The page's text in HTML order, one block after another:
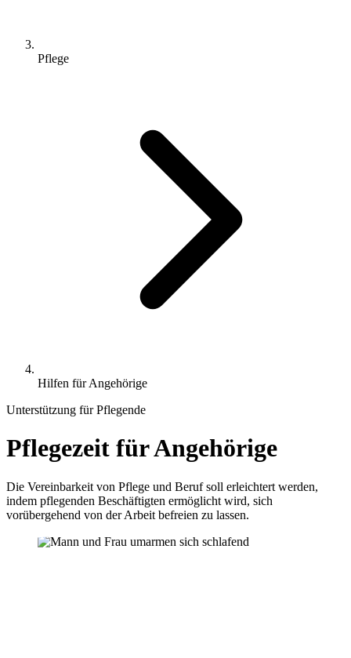
Pflege
Hilfen für Angehörige
Unterstützung für Pflegende
Pflegezeit für Angehörige
Die Vereinbarkeit von Pflege und Beruf soll erleichtert werden,
indem pflegenden Beschäftigten ermöglicht wird, sich
vorübergehend von der Arbeit befreien zu lassen.